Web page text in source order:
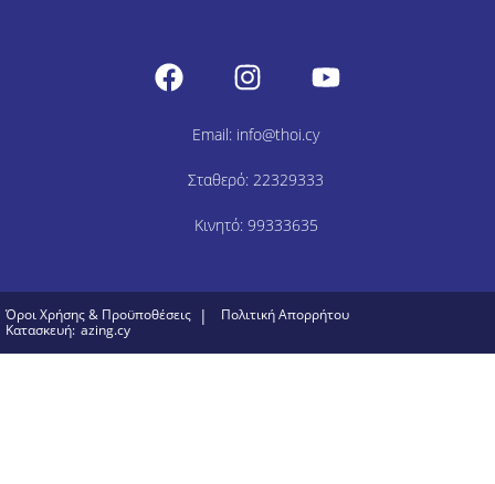
Email: info@thoi.cy
Σταθερό: 22329333
Κινητό: 99333635
Όροι Χρήσης & Προϋποθέσεις |
Πολιτική Απορρήτου
Κατασκευή: azing.cy